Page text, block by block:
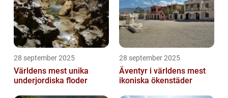
28 september 2025
Världens mest unika
underjordiska floder
28 september 2025
Äventyr i världens mest
ikoniska ökenstäder